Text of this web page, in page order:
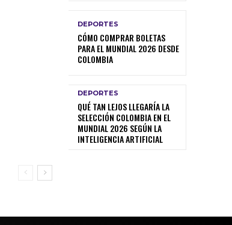
DEPORTES
CÓMO COMPRAR BOLETAS
PARA EL MUNDIAL 2026 DESDE
COLOMBIA
DEPORTES
QUÉ TAN LEJOS LLEGARÍA LA
SELECCIÓN COLOMBIA EN EL
MUNDIAL 2026 SEGÚN LA
INTELIGENCIA ARTIFICIAL